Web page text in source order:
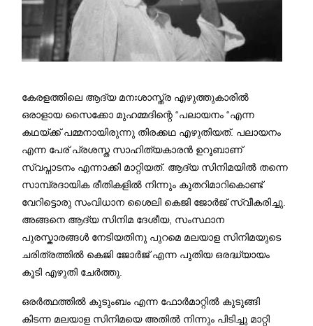
കേരളത്തിലെ ആദ്യ മനഃശാസ്ത്ര എഴുത്തുകാരിൽ
ഒരാളായ സൈക്കോ മുഹമ്മദിന്റെ “പലായനം “എന്ന
കഥയ്ക്ക് പമ്മനായിരുന്നു തിരക്കഥ എഴുതിയത്. പലായനം
എന്ന പേര് പ്രശസ്ത സാഹിത്യകാരൻ ഉറൂബാണ്
സ്വപ്നാടനം എന്നാക്കി മാറ്റിയത്. ആദ്യ സിനിമയിൽ തന്നെ
സാമ്പ്രദായിക രീതികളിൽ നിന്നും കുതറിമാറികൊണ്ട്
വേറിട്ടൊരു സംവിധാന ശൈലി കെജി ജോർജ് സ്വീകരിച്ചു.
അങ്ങനെ ആദ്യ സിനിമ ദേശീയ, സംസ്ഥാന
പുരസ്കാരങ്ങൾ നേടിയതിനു പുറമെ മലയാള സിനിമയുടെ
ചരിത്രത്തിൽ കെജി ജോർജ് എന്ന പുതിയ ഒരദ്ധ്യായം
കൂടി എഴുതി ചേർത്തു.
ഒരർത്ഥത്തിൽ കുടുംബം എന്ന ഫോർമാറ്റിൽ കുടുങ്ങി
കിടന്ന മലയാള സിനിമയെ അതിൽ നിന്നും പിടിച്ചു മാറ്റി